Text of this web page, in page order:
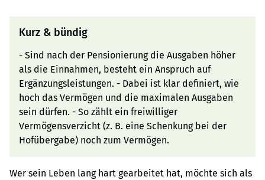
Kurz & bündig
- Sind nach der Pensionierung die Ausgaben höher
als die Einnahmen, besteht ein Anspruch auf
Ergänzungsleistungen. - Dabei ist klar definiert, wie
hoch das Vermögen und die maximalen Ausgaben
sein dürfen. - So zählt ein freiwilliger
Vermögensverzicht (z. B. eine Schenkung bei der
Hofübergabe) noch zum Vermögen.
Wer sein Leben lang hart gearbeitet hat, möchte sich als